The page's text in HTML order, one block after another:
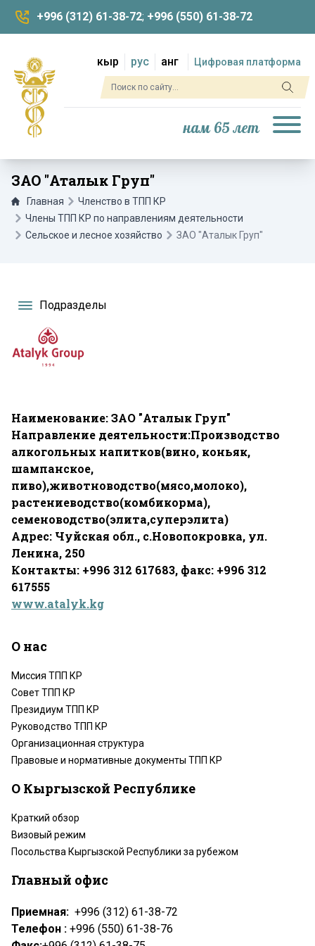
+996 (312) 61-38-72; +996 (550) 61-38-72
кыр рус анг Цифровая платформа
нам 65 лет
ЗАО "Аталык Груп"
Главная
Членство в ТПП КР
Члены ТПП КР по направлениям деятельности
Сельское и лесное хозяйство
ЗАО "Аталык Груп"
Подразделы
Наименование: ЗАО "Аталык Груп"
Направление деятельности:Производство
алкогольных напитков(вино, коньяк,
шампанское,
пиво),животноводство(мясо,молоко),
растениеводство(комбикорма),
семеноводство(элита,суперэлита)
Адрес: Чуйская обл., с.Новопокровка, ул.
Ленина, 250
Контакты: +996 312 617683, факс: +996 312
617555
www.atalyk.kg
О нас
Миссия ТПП КР
Совет ТПП КР
Президиум ТПП КР
Руководство ТПП КР
Организационная структура
Правовые и нормативные документы ТПП КР
О Кыргызской Республике
Краткий обзор
Визовый режим
Посольства Кыргызской Республики за рубежом
Главный офис
Приемная: +996 (312) 61-38-72
Телефон : +996 (550) 61-38-76